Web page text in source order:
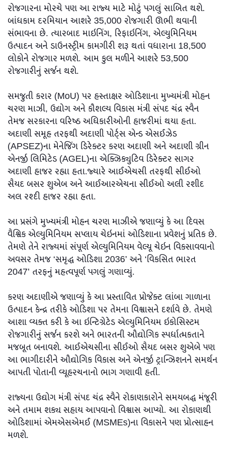
રોજગારના મોરચે પણ આ રાજ્ય માટે મોટું પગલું સાબિત થશે.
બાંધકામ દરમિયાન આશરે 35,000 રોજગારી ઊભી થવાની
સંભાવના છે. ત્યારબાદ માઇનિંગ, રિફાઇનિંગ, એલ્યુમિનિયમ
ઉત્પાદન અને ડાઉનસ્ટ્રીમ કામગીરી શરૂ થતાં વધારાના 18,500
લોકોને રોજગાર મળશે. આમ કુલ મળીને આશરે 53,500
રોજગારીનું સર્જન થશે.
સમજુતી કરાર (MoU) પર હસ્તાક્ષર ઓડિશાના મુખ્યમંત્રી મોહન
ચરણ માઝી, ઉદ્યોગ અને કૌશલ્ય વિકાસ મંત્રી સંપદ ચંદ્ર સ્વૈન
તેમજ સરકારના વરિષ્ઠ અધિકારીઓની હાજરીમાં થયા હતા.
અદાણી સમૂહ તરફથી અદાણી પોર્ટ્સ એન્ડ એસઈઝેડ
(APSEZ)ના મેનેજિંગ ડિરેક્ટર કરણ અદાણી અને અદાણી ગ્રીન
એનર્જી લિમિટેડ (AGEL)ના એક્ઝિક્યુટિવ ડિરેક્ટર સાગર
અદાણી હાજર રહ્યા હતા.જ્યારે આઈએચસી તરફથી સીઈઓ
સૈયદ બસર શુએબ અને આઈઆરએચના સીઈઓ અલી રશીદ
અલ રશ્દી હાજર રહ્યા હતા.
આ પ્રસંગે મુખ્યમંત્રી મોહન ચરણ માઝીએ જણાવ્યું કે આ દિવસ
વૈશ્વિક એલ્યુમિનિયમ સપ્લાય ચેઇનમાં ઓડિશાના પ્રવેશનું પ્રતિક છે.
તેમણે તેને રાજ્યમાં સંપૂર્ણ એલ્યુમિનિયમ વેલ્યૂ ચેઇન વિકસાવવાનો
અવસર તેમજ ‘સમૃદ્ધ ઓડિશા 2036’ અને ‘વિકસિત ભારત
2047’ તરફનું મહત્વપૂર્ણ પગલું ગણાવ્યું.
કરણ અદાણીએ જણાવ્યું કે આ પ્રસ્તાવિત પ્રોજેક્ટ લાંબા ગાળાના
ઉત્પાદન કેન્દ્ર તરીકે ઓડિશા પર તેમના વિશ્વાસને દર્શાવે છે. તેમણે
આશા વ્યક્ત કરી કે આ ઇન્ટિગ્રેટેડ એલ્યુમિનિયમ ઇકોસિસ્ટમ
રોજગારીનું સર્જન કરશે અને ભારતની ઔદ્યોગિક સ્પર્ધાત્મકતાને
મજબૂત બનાવશે. આઈએચસીના સીઈઓ સૈયદ બસર શુએબે પણ
આ ભાગીદારીને ઔદ્યોગિક વિકાસ અને એનર્જી ટ્રાન્ઝિશનને સમર્થન
આપતી પોતાની વ્યૂહરચનાનો ભાગ ગણાવી હતી.
રાજ્યના ઉદ્યોગ મંત્રી સંપદ ચંદ્ર સ્વૈને રોકાણકારોને સમયબદ્ધ મંજૂરી
અને તમામ શક્ય સહાય આપવાનો વિશ્વાસ આપ્યો. આ રોકાણથી
ઓડિશામાં એમએસએમઈ (MSMEs)ના વિકાસને પણ પ્રોત્સાહન
મળશે.